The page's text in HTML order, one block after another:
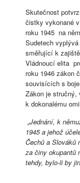
Skutečnost
čistky vykonané
roku 1945 na
Sudetech
směřující k
Vládnoucí elita
roku 1946 zákon
souvisících s
Zákon je stručný,
k dokonalému
„Jednání, k
1945 a jehož
Čechů a Slováků
za činy okupantů
tehdy, bylo-li by